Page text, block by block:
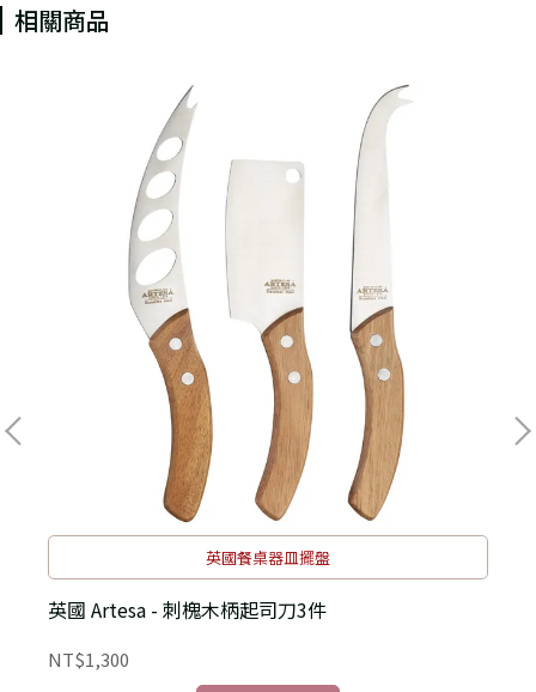
相關商品
英國餐桌器皿擺盤
英國 Artesa - 刺槐木柄起司刀3件
NT$1,300